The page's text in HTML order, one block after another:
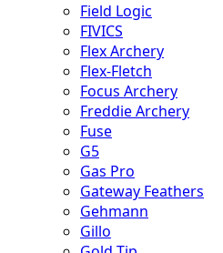
Field Logic
FIVICS
Flex Archery
Flex-Fletch
Focus Archery
Freddie Archery
Fuse
G5
Gas Pro
Gateway Feathers
Gehmann
Gillo